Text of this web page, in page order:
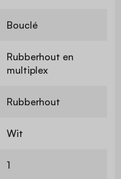
Bouclé
Rubberhout en
multiplex
Rubberhout
Wit
1